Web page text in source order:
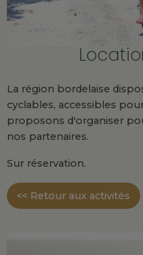
La région bordelaise
cyclables, accessibles
proposons d'organiser
nos partenaires.
Sur réservation.
<< Retour aux activités